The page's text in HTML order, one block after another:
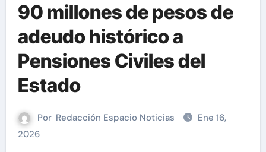
90 millones de pesos de
adeudo histórico a
Pensiones Civiles del
Estado
Por Redacción Espacio Noticias
Ene 16,
2026